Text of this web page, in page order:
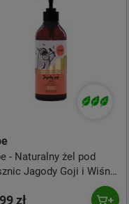
- Naturalny żel pod
Jagody Goji i Wiśnia
zł